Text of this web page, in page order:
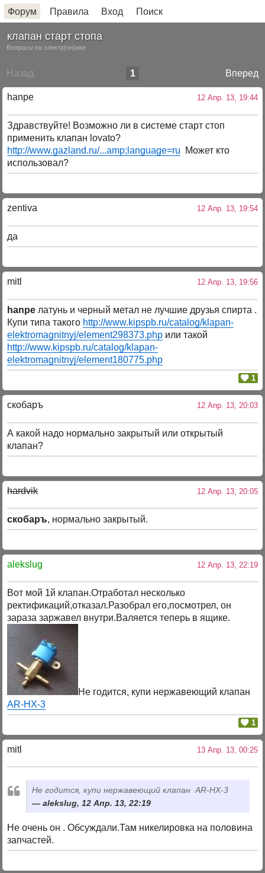
Форум Правила Вход Поиск
клапан старт стопа
Вопросы по электр(он)ике
Назад Вперед
1
hanpe 12 Апр. 13, 19:44
Здравствуйте! Возможно ли в системе старт стоп
применить клапан lovato?
http://www.gazland.ru/...amp;language=ru Может кто
использовал?
zentiva 12 Апр. 13, 19:54
да
mitl 12 Апр. 13, 19:56
hanpe латунь и черный метал не лучшие друзья спирта .
Купи типа такого http://www.kipspb.ru/catalog/klapan-
elektromagnitnyj/element298373.php или такой
http://www.kipspb.ru/catalog/klapan-
elektromagnitnyj/element180775.php
1
скобаръ 12 Апр. 13, 20:03
А какой надо нормально закрытый или открытый
клапан?
hardvik 12 Апр. 13, 20:05
скобаръ, нормально закрытый.
alekslug 12 Апр. 13, 22:19
Вот мой 1й клапан.Отработал несколько
ректификаций,отказал.Разобрал его,посмотрел, он
зараза заржавел внутри.Валяется теперь в ящике.
Не годится, купи нержавеющий клапан
AR-HX-3
1
mitl 13 Апр. 13, 00:25
Не годится, купи нержавеющий клапан AR-HX-3
alekslug, 12 Апр. 13, 22:19
Не очень он . Обсуждали.Там никелировка на половина
запчастей.